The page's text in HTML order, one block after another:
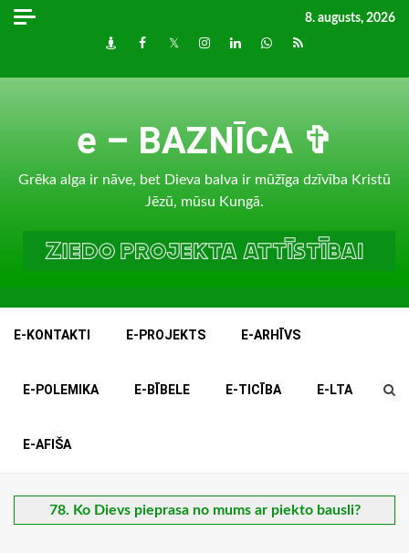
Skip
8. augusts, 2026
DraugiemFacebook
TwitterInstagram
LinkedInwhatsapp
RSS
e – BAZNĪCA ✞
Grēka alga ir nāve, bet Dieva balva ir mūžīga dzīvība Kristū
Jēzū, mūsu Kungā.
E-KONTAKTI E-PROJEKTS E-ARHĪVS
E-POLEMIKA E-BĪBELE E-TICĪBA E-LTA
E-AFIŠA
78. Ko Dievs pieprasa no mums ar piekto bausli?